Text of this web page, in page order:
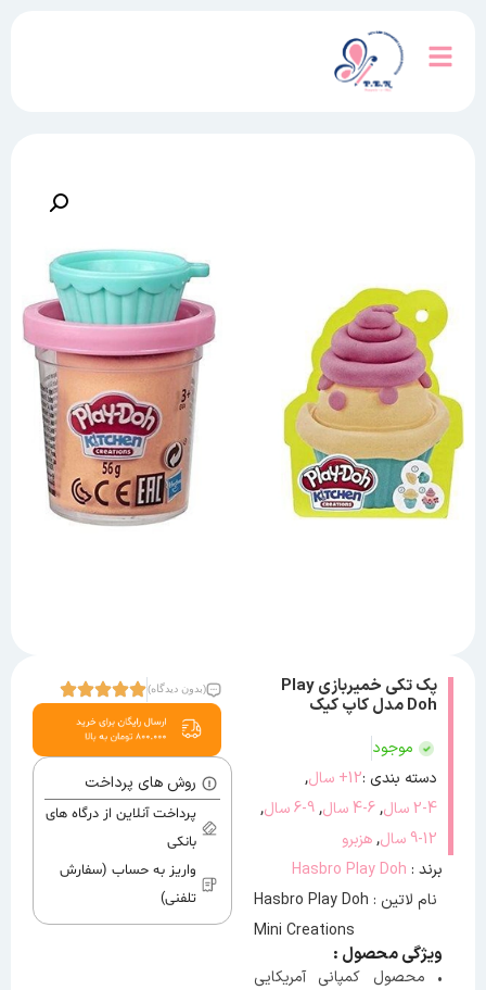
پک تکی خمیربازی Play
Doh مدل کاپ کیک
موجود
دسته بندی :12+ سال ,
2-4 سال ,4-6 سال ,6-9 سال ,
9-12 سال ,هزبرو
برند : Hasbro Play Doh
نام لاتین : Hasbro Play Doh
Mini Creations
ویژگی محصول :
• محصول کمپانی آمریکایی
(بدون دیدگاه)
روش های پرداخت
پرداخت آنلاین از درگاه های
بانکی
واریز به حساب (سفارش
تلفنی)